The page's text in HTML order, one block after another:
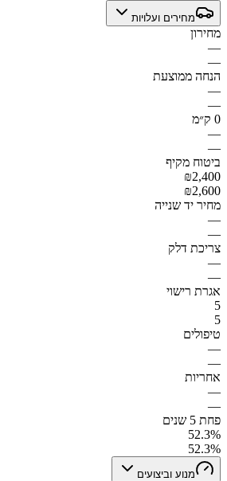
מחירים ועלויות
מחירון
—
—
הנחה ממוצעת
—
—
0 ק״מ
—
—
ביטוח מקיף
₪2,400
₪2,600
מחיר יד שנייה
—
—
צריכת דלק
—
—
אגרת רישוי
5
5
טיפולים
—
—
אחריות
—
—
פחת 5 שנים
52.3%
52.3%
מנוע וביצועים